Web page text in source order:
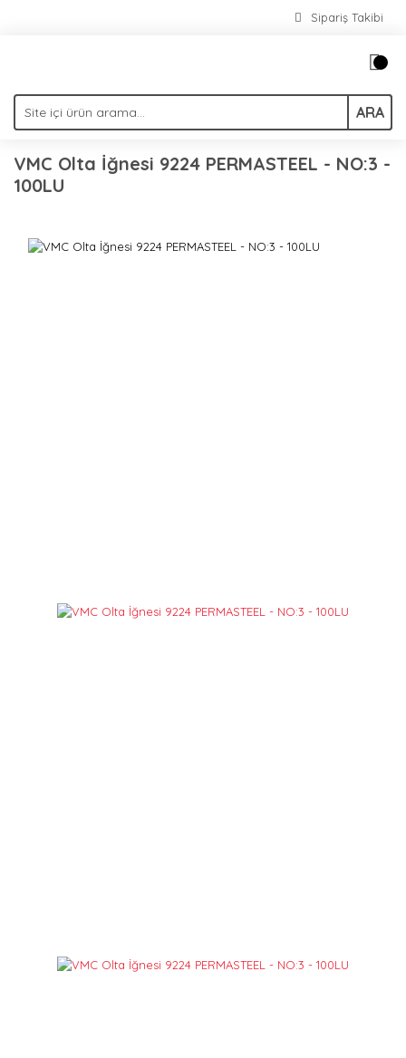
Sipariş Takibi
ARA
VMC Olta İğnesi 9224 PERMASTEEL - NO:3 -
100LU